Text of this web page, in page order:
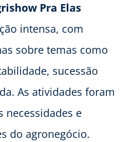
Pra Elas
intensa, com
sobre temas como
sucessão
As atividades foram
necessidades e
do agronegócio.